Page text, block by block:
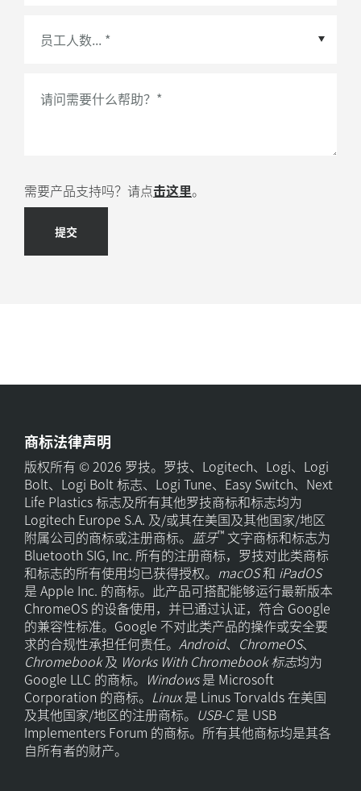
会议平台或生态系统合作伙伴
请问需要什么帮助？ *
需要产品支持吗？请点击这里。
提交
商标法律声明
版权所有 © 2026 罗技。罗技、Logitech、Logi、Logi
Bolt、Logi Bolt 标志、Logi Tune、Easy Switch、Next
Life Plastics 标志及所有其他罗技商标和标志均为
Logitech Europe S.A. 及/或其在美国及其他国家/地区
附属公司的商标或注册商标。 蓝牙™ 文字商标和标志为
Bluetooth SIG, Inc. 所有的注册商标，罗技对此类商标
和标志的所有使用均已获得授权。 macOS和 iPadOS
是 Apple Inc. 的商标。此产品可搭配能够运行最新版本
ChromeOS 的设备使用，并已通过认证，符合 Google
的兼容性标准。Google 不对此类产品的操作或安全要
求的合规性承担任何责任。 Android、 ChromeOS、
Chromebook及 Works With Chromebook 标志均为
Google LLC 的商标。 Windows是 Microsoft
Corporation 的商标。 Linux是 Linus Torvalds 在美国
及其他国家/地区的注册商标。 USB-C是 USB
Implementers Forum 的商标。所有其他商标均是其各
自所有者的财产。